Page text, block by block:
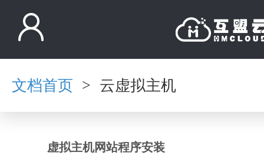
文档首页 > 云虚拟主机
虚拟主机网站程序安装